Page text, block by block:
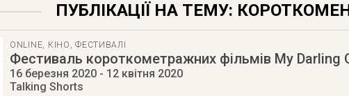
ПУБЛІКАЦІЇ НА ТЕМУ:
ONLINE, КІНО ,ФЕСТИВАЛІ
Фестиваль короткометражних фільмів My Darling
16 березня 2020 - 12 квітня 2020
Talking Shorts